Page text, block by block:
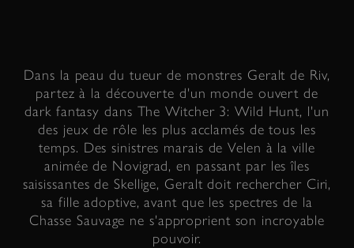
Dans la peau du tueur de monstres Geralt de Riv,
partez à la découverte d'un monde ouvert de
dark fantasy dans The Witcher 3: Wild Hunt, l'un
des jeux de rôle les plus acclamés de tous les
temps. Des sinistres marais de Velen à la ville
animée de Novigrad, en passant par les îles
saisissantes de Skellige, Geralt doit rechercher Ciri,
sa fille adoptive, avant que les spectres de la
Chasse Sauvage ne s'approprient son incroyable
pouvoir.